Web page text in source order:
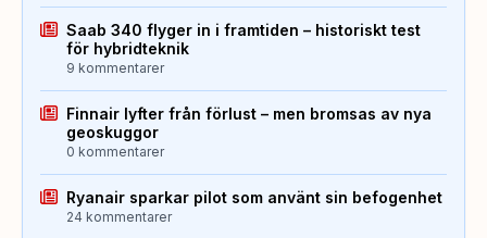
Saab 340 flyger in i framtiden – historiskt test
för hybridteknik
9 kommentarer
Finnair lyfter från förlust – men bromsas av nya
geoskuggor
0 kommentarer
Ryanair sparkar pilot som använt sin befogenhet
24 kommentarer